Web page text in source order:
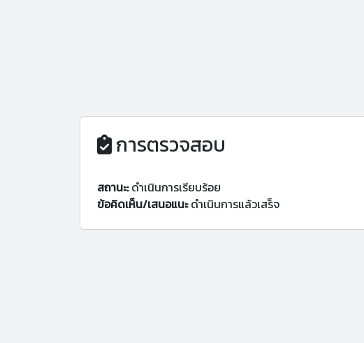
การตรวจสอบ
สถานะ:ดำเนินการเรียบร้อย
ข้อคิดเห็น/เสนอแนะดำเนินการแล้วเสร็จ